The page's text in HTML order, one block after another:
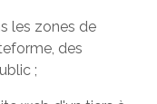
les zones de
des
;